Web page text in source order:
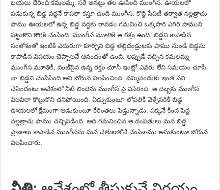
బయలు దేరింది కమలమ్మ. సరే అనట్టు తల ఊపింది ముంగీస. ఊయలలో
పడుకున్న బిడ్డ వద్దనే కాపలా కస్తూ ఉంది ముంగీస. కొద్ది సేపటి తర్వాత నల్లత్రాచు
పాము ఊయలలో ఉన్న బిడ్డ వద్దకు రావడం గమనించి ఒక్కసారి ఎగిరి పాముని
పట్టుకొని కొరికి చంపింది. ముంగీస మూతికి ఆ రక్తం ఉంది. బిడ్డని కాపాడిన
సంతోశంతో ఇంటికి ఎదురుగా కూర్చొని బిడ్డ తల్లిదండ్రులకు పాము నుండి బిడ్డను
కాపాడిన విషయం చెప్పాలనే ఆనందంతో ఉంది. అప్పుడే వచ్చిన కమలమ్మ
ముంగీస మూతికి, వంటిపైన ఉన్న రక్తం చూసి ఇంట్లో ఎవరు లేని సమయం చూసి
నా బిడ్డని చంపేసింది అని బోరున విలపించింది. నమ్మినందుకు ఇంత పని
చేసిందంటు ఆవేశంలో నీటి బిందెను ముంగీస పై విసిరింది. ఆ దెబ్బకు ముంగీస
విలవిలా కొట్టుకొని చనిపోయింది. ఏడ్చుకుంటూ లోపలికి వెళ్ళేసరికి బిడ్డ
ఊయలలో క్షేమంగా ఆడుకుంటూ కేరింతలు పెడ్తున్నాడు. పక్కనే కింద పెద్ద
నల్లత్రాచు పాము చచ్చిపడింది. అది గమనించిన ఆ దంపతులు మన బిడ్డ
ప్రాణాలు కాపాడిన ముంగీసను మన చేతులతోనే చంపేశాము అనుకుంటూ బోరున
విలపించారు.